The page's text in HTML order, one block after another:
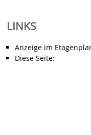
LINKS
Anzeige im
Diese Seite: